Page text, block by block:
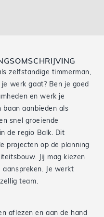
zelfstandige timmerman,
werk gaat? Ben je goed
en werk je
baan aanbieden als
snel groeiende
de regio Balk. Dit
projecten op de planning
Jij mag kiezen
Je werkt
team.
aflezen en aan de hand